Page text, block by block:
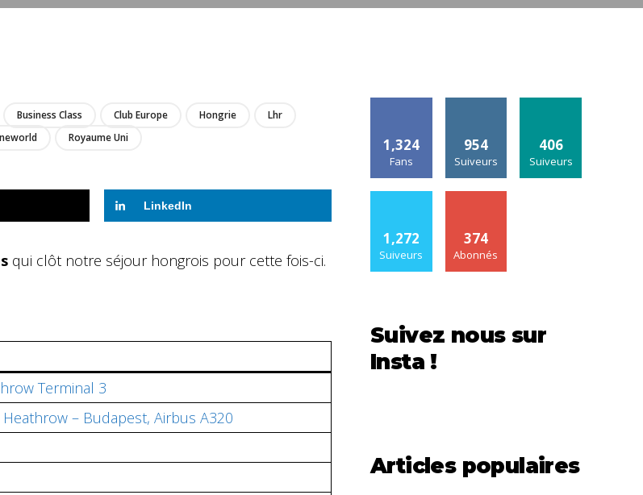
Business Class Club Europe Hongrie
Lhr
Royaume Uni
LinkedIn
qui clôt notre séjour hongrois pour cette fois-ci.
Terminal 3
– Budapest, Airbus A320
1,324
Fans
954
Suiveurs
406
Suiveurs
1,272
Suiveurs
374
Abonnés
Suivez nous sur
Insta !
Articles populaires